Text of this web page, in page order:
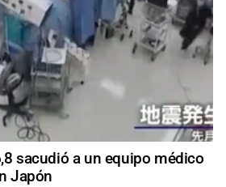
sacudió a un equipo médico
Japón